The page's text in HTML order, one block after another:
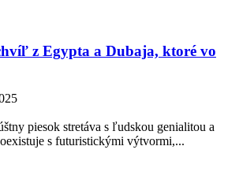
z Egypta a Dubaja, ktoré vo
piesok stretáva s ľudskou genialitou a
s futuristickými výtvormi,...